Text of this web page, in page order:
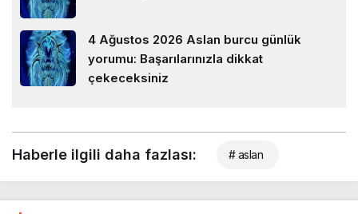
4 Ağustos 2026 Aslan burcu günlük
yorumu: Başarılarınızla dikkat
çekeceksiniz
Haberle ilgili daha fazlası: # aslan